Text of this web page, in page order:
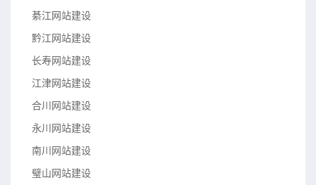
綦江网站建设
黔江网站建设
长寿网站建设
江津网站建设
合川网站建设
永川网站建设
南川网站建设
璧山网站建设